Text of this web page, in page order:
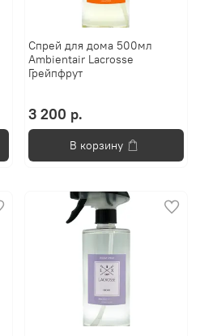
Спрей для дома 500мл
Ambientair Lacrosse
Грейпфрут
3 200 р.
В корзину